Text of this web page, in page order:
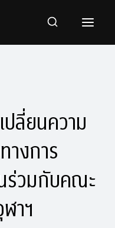
ปลี่ยนความ
างการ
ร่วมกับคณะ
าฯ